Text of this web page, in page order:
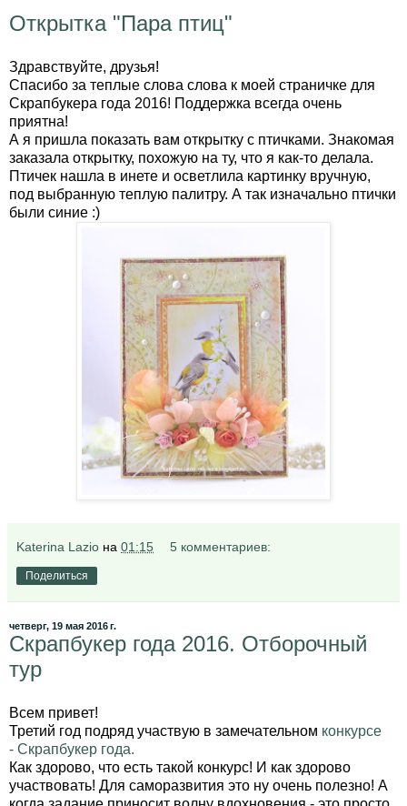
Открытка "Пара птиц"
Здравствуйте, друзья!
Спасибо за теплые слова слова к моей страничке для
Скрапбукера года 2016! Поддержка всегда очень
приятна!
А я пришла показать вам открытку с птичками. Знакомая
заказала открытку, похожую на ту, что я как-то делала.
Птичек нашла в инете и осветлила картинку вручную,
под выбранную теплую палитру. А так изначально птички
были синие :)
Katerina Lazio на 01:15 5 комментариев:
Поделиться
четверг, 19 мая 2016 г.
Скрапбукер года 2016. Отборочный
тур
Всем привет!
Третий год подряд участвую в замечательном конкурсе
- Скрапбукер года.
Как здорово, что есть такой конкурс! И как здорово
участвовать! Для саморазвития это ну очень полезно! А